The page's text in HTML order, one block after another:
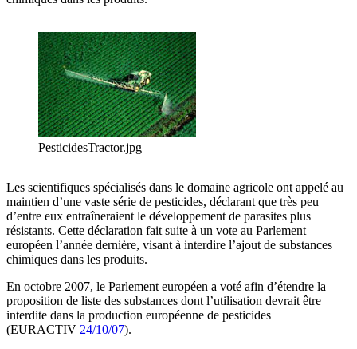
PesticidesTractor.jpg
Les scientifiques spécialisés dans le domaine agricole ont appelé au
maintien d’une vaste série de pesticides, déclarant que très peu
d’entre eux entraîneraient le développement de parasites plus
résistants. Cette déclaration fait suite à un vote au Parlement
européen l’année dernière, visant à interdire l’ajout de substances
chimiques dans les produits.
En octobre 2007, le Parlement européen a voté afin d’étendre la
proposition de liste des substances dont l’utilisation devrait être
interdite dans la production européenne de pesticides
(EURACTIV 24/10/07).